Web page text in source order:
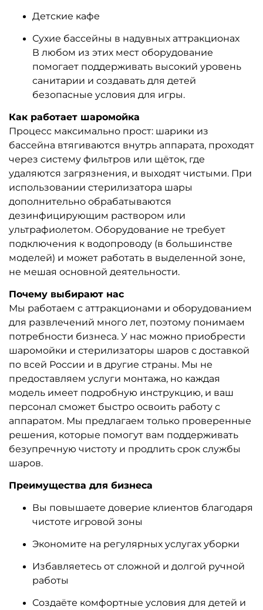
Детские кафе
Сухие бассейны в надувных аттракционах
В любом из этих мест оборудование
помогает поддерживать высокий уровень
санитарии и создавать для детей
безопасные условия для игры.
Как работает шаромойка
Процесс максимально прост: шарики из
бассейна втягиваются внутрь аппарата, проходят
через систему фильтров или щёток, где
удаляются загрязнения, и выходят чистыми. При
использовании стерилизатора шары
дополнительно обрабатываются
дезинфицирующим раствором или
ультрафиолетом. Оборудование не требует
подключения к водопроводу (в большинстве
моделей) и может работать в выделенной зоне,
не мешая основной деятельности.
Почему выбирают нас
Мы работаем с аттракционами и оборудованием
для развлечений много лет, поэтому понимаем
потребности бизнеса. У нас можно приобрести
шаромойки и стерилизаторы шаров с доставкой
по всей России и в другие страны. Мы не
предоставляем услуги монтажа, но каждая
модель имеет подробную инструкцию, и ваш
персонал сможет быстро освоить работу с
аппаратом. Мы предлагаем только проверенные
решения, которые помогут вам поддерживать
безупречную чистоту и продлить срок службы
шаров.
Преимущества для бизнеса
Вы повышаете доверие клиентов благодаря
чистоте игровой зоны
Экономите на регулярных услугах уборки
Избавляетесь от сложной и долгой ручной
работы
Создаёте комфортные условия для детей и